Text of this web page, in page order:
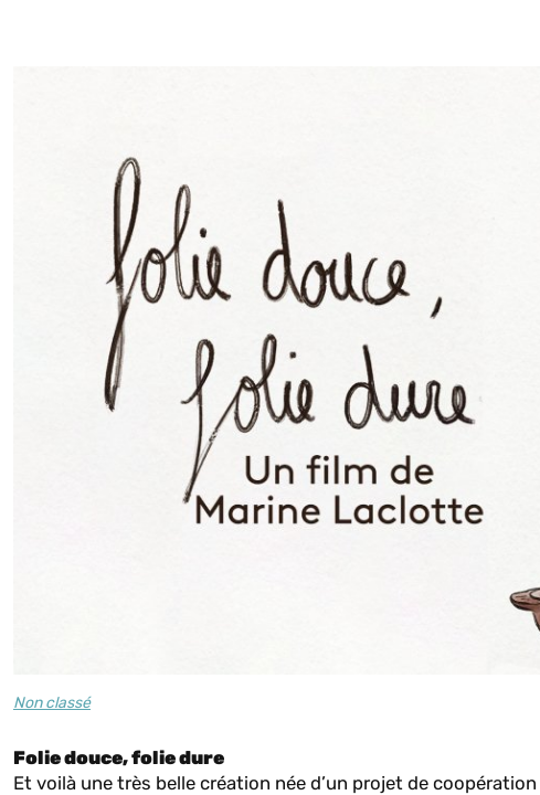
Non classé
Folie douce, folie dure
Et voilà une très belle création née d’un projet de